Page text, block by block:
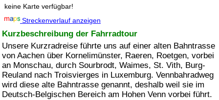
keine Karte verfügbar!
Streckenverlauf anzeigen
Kurzbeschreibung der Fahrradtour
Unsere Kurzradreise führte uns auf einer alten Bahntrasse
von Aachen über Kornelimünster, Raeren, Roetgen, vorbei
an Monschau, durch Sourbrodt, Waimes, St. Vith, Burg-
Reuland nach Troisvierges in Luxemburg. Vennbahradweg
wird diese alte Bahntrasse genannt, deshalb weil sie im
Deutsch-Belgischen Bereich am Hohen Venn vorbei führt.